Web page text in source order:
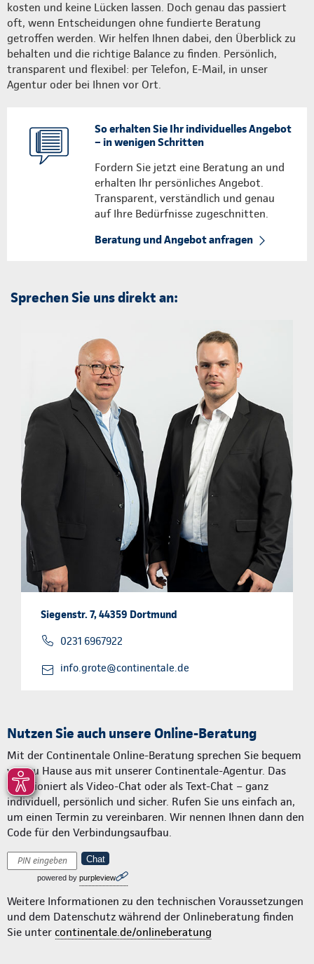
kosten und keine Lücken lassen. Doch genau das passiert
oft, wenn Entscheidungen ohne fundierte Beratung
getroffen werden. Wir helfen Ihnen dabei, den Überblick zu
behalten und die richtige Balance zu finden. Persönlich,
transparent und flexibel: per Telefon, E-Mail, in unser
Agentur oder bei Ihnen vor Ort.
So erhalten Sie Ihr individuelles Angebot
– in wenigen Schritten
Fordern Sie jetzt eine Beratung an und
erhalten Ihr persönliches Angebot.
Transparent, verständlich und genau
auf Ihre Bedürfnisse zugeschnitten.
Beratung und Angebot anfragen
Sprechen Sie uns direkt an:
Siegenstr. 7, 44359 Dortmund
0231 6967922
info.grote@continentale.de
Nutzen Sie auch unsere Online-Beratung
Mit der Continentale Online-Beratung sprechen Sie bequem
von zu Hause aus mit unserer Continentale-Agentur. Das
funktioniert als Video-Chat oder als Text-Chat – ganz
individuell, persönlich und sicher. Rufen Sie uns einfach an,
um einen Termin zu vereinbaren. Wir nennen Ihnen dann den
Code für den Verbindungsaufbau.
Chat
powered by purpleview
Weitere Informationen zu den technischen Voraussetzungen
und dem Datenschutz während der Onlineberatung finden
Sie unter continentale.de/onlineberatung